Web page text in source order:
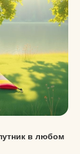
в любом